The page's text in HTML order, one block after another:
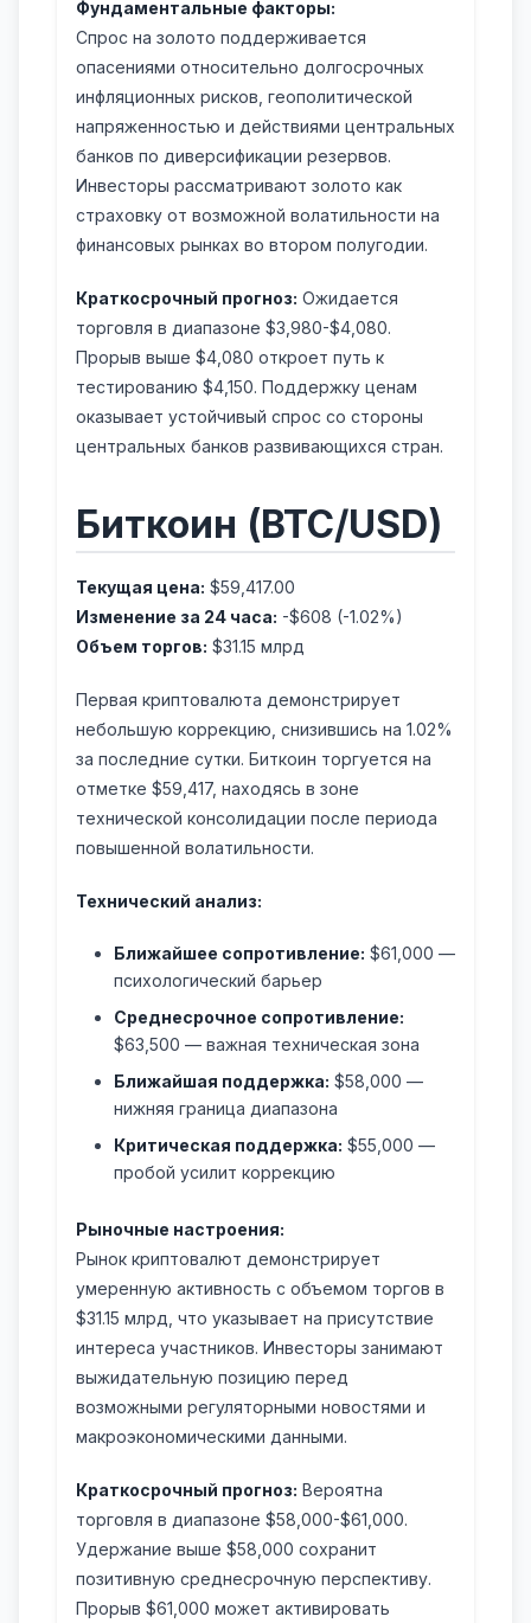
Фундаментальные факторы:
Спрос на золото поддерживается
опасениями относительно долгосрочных
инфляционных рисков, геополитической
напряженностью и действиями центральных
банков по диверсификации резервов.
Инвесторы рассматривают золото как
страховку от возможной волатильности на
финансовых рынках во втором полугодии.
Краткосрочный прогноз: Ожидается
торговля в диапазоне $3,980-$4,080.
Прорыв выше $4,080 откроет путь к
тестированию $4,150. Поддержку ценам
оказывает устойчивый спрос со стороны
центральных банков развивающихся стран.
Биткоин (BTC/USD)
Текущая цена: $59,417.00
Изменение за 24 часа: -$608 (-1.02%)
Объем торгов: $31.15 млрд
Первая криптовалюта демонстрирует
небольшую коррекцию, снизившись на 1.02%
за последние сутки. Биткоин торгуется на
отметке $59,417, находясь в зоне
технической консолидации после периода
повышенной волатильности.
Технический анализ:
Ближайшее сопротивление: $61,000 —
психологический барьер
Среднесрочное сопротивление:
$63,500 — важная техническая зона
Ближайшая поддержка: $58,000 —
нижняя граница диапазона
Критическая поддержка: $55,000 —
пробой усилит коррекцию
Рыночные настроения:
Рынок криптовалют демонстрирует
умеренную активность с объемом торгов в
$31.15 млрд, что указывает на присутствие
интереса участников. Инвесторы занимают
выжидательную позицию перед
возможными регуляторными новостями и
макроэкономическими данными.
Краткосрочный прогноз: Вероятна
торговля в диапазоне $58,000-$61,000.
Удержание выше $58,000 сохранит
позитивную среднесрочную перспективу.
Прорыв $61,000 может активировать